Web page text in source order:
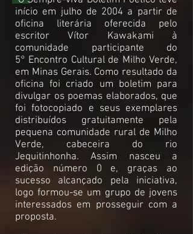
início em julho de 2004 a partir de
oficina literária oferecida pelo
escritor Vítor Kawakami à
comunidade participante do
5° Encontro Cultural de Milho Verde,
em Minas Gerais. Como resultado da
oficina foi criado um boletim para
divulgar os poemas elaborados, que
foi fotocopiado e seus exemplares
distribuídos gratuitamente pela
pequena comunidade rural de Milho
Verde, cabeceira do rio
Jequitinhonha. Assim nasceu a
edição número 0 e, graças ao
sucesso alcançado pela iniciativa,
logo formou-se um grupo de jovens
interessados em prosseguir com a
proposta.